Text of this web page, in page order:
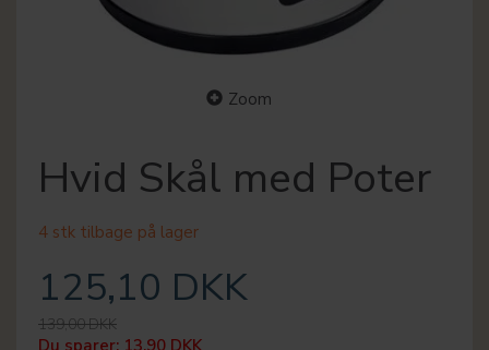
Zoom
Hvid Skål med Poter
4 stk tilbage på lager
125,10 DKK
139,00 DKK